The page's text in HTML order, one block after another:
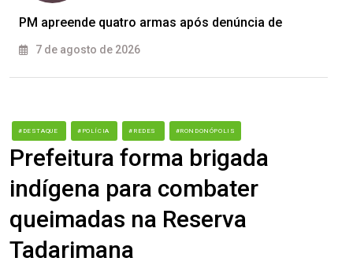
PM apreende quatro armas após denúncia de
7 de agosto de 2026
#DESTAQUE #POLÍCIA #REDES #RONDONÓPOLIS
Prefeitura forma brigada
indígena para combater
queimadas na Reserva
Tadarimana